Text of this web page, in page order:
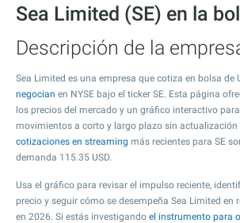
Sea Limited (SE) en la
Descripción de la
Sea Limited es una empresa que cotiza en bolsa de
negocian en NYSE bajo el ticker SE. Esta página
los precios del mercado y un gráfico interactivo
movimientos a corto y largo plazo sin actualización
cotizaciones en streaming más recientes para SE
demanda 115.35 USD.
Usa el gráfico para revisar el impulso reciente,
precio y seguir cómo se desempeña Sea Limited en
en 2026. Si estás investigando el instrumento para